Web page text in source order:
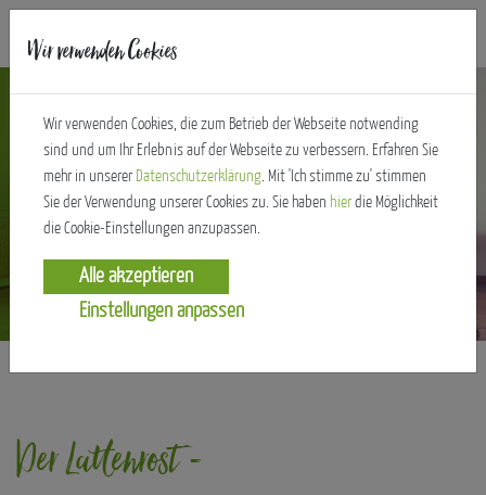
ändert
alles
Der Lattenrost -
Wir verwenden Cookies
Wir verwenden Cookies, die zum Betrieb der Webseite notwending
sind und um Ihr Erlebnis auf der Webseite zu verbessern. Erfahren Sie
mehr in unserer Datenschutzerklärung. Mit 'Ich stimme zu' stimmen
Sie der Verwendung unserer Cookies zu. Sie haben hierdie Möglichkeit
die Cookie-Einstellungen anzupassen.
Einstellungen anpassen